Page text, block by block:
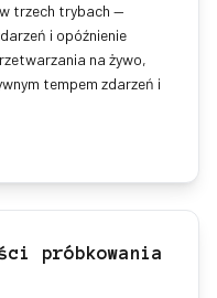
trzech trybach —
i opóźnienie
na żywo,
tempem zdarzeń i
próbkowania